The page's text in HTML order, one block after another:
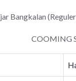
Bangkalan
COOMING